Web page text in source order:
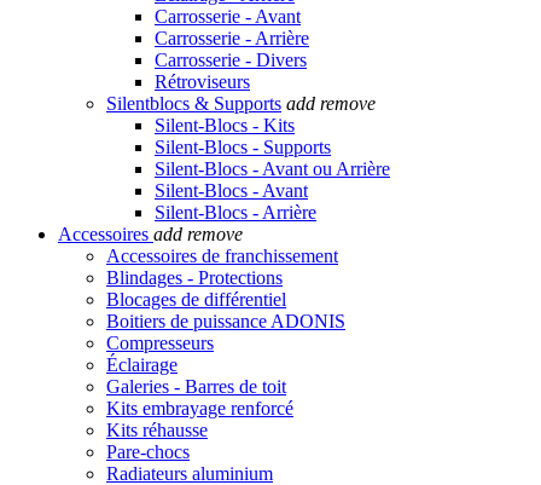
Carrosserie - Avant
Carrosserie - Arrière
Carrosserie - Divers
Rétroviseurs
Silentblocs & Supports add remove
Silent-Blocs - Kits
Silent-Blocs - Supports
Silent-Blocs - Avant ou Arrière
Silent-Blocs - Avant
Silent-Blocs - Arrière
Accessoires add remove
Accessoires de franchissement
Blindages - Protections
Blocages de différentiel
Boitiers de puissance ADONIS
Compresseurs
Éclairage
Galeries - Barres de toit
Kits embrayage renforcé
Kits réhausse
Pare-chocs
Radiateurs aluminium